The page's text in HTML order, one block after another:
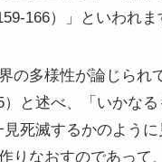
166）」といわれま
の多様性が論じられ
と述べ、「いかな
死滅するかのよう
りなおすのであって